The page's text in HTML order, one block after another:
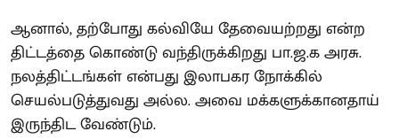
ஆனால், தற்போது கல்வியே தேவையற்றது என்ற
திட்டத்தை கொண்டு வந்திருக்கிறது பா.ஜ.க அரசு.
நலத்திட்டங்கள் என்பது இலாபகர நோக்கில்
செயல்படுத்துவது அல்ல. அவை மக்களுக்கானதாய்
இருந்திட வேண்டும்.